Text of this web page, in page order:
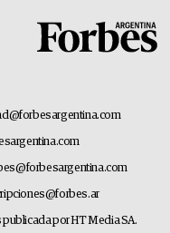
por HT Media SA.